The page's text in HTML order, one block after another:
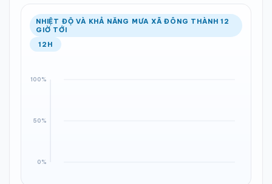
Ổn định Khả năng mưa
NHIỆT ĐỘ VÀ KHẢ NĂNG MƯA XÃ ĐÔNG THÀNH 12
GIỜ TỚI
12H